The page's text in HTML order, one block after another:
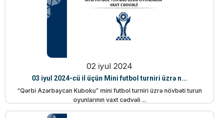
02 iyul 2024
03 iyul 2024-cü il üçün Mini futbol turniri üzrə n...
“Qərbi Azərbaycan Kuboku” mini futbol turniri üzrə növbəti turun
oyunlarının vaxt cədvəli ...